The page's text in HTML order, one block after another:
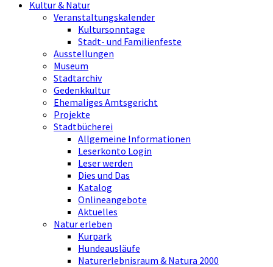
Kultur & Natur
Veranstaltungskalender
Kultursonntage
Stadt- und Familienfeste
Ausstellungen
Museum
Stadtarchiv
Gedenkkultur
Ehemaliges Amtsgericht
Projekte
Stadtbücherei
Allgemeine Informationen
Leserkonto Login
Leser werden
Dies und Das
Katalog
Onlineangebote
Aktuelles
Natur erleben
Kurpark
Hundeausläufe
Naturerlebnisraum & Natura 2000